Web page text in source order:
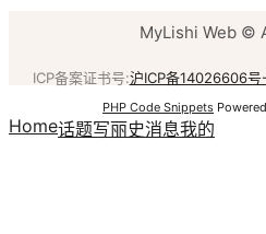
MyLishi Web ©
ICP备案证书号:沪ICP备14026606号
PHP Code Snippets
Home话题写丽史消息我的